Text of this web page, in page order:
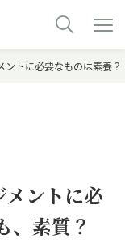
ントに必要なものは素養
メントに必
、素質？